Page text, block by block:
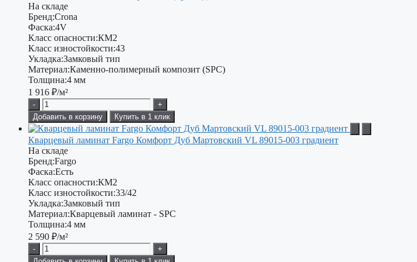
На складе
Бренд:Crona
Фаска:4V
Класс опасности:КМ2
Класс изностойкости:43
Укладка:Замковый тип
Материал:Каменно-полимерный композит (SPC)
Толщина:4 мм
1 916 ₽/м²
-
+
Добавить в корзину
Купить в 1 клик
Кварцевый ламинат Fargo Комфорт Дуб Мартовский VL 89015-003 градиент
На складе
Бренд:Fargo
Фаска:Есть
Класс опасности:КМ2
Класс изностойкости:33/42
Укладка:Замковый тип
Материал:Кварцевый ламинат - SPC
Толщина:4 мм
2 590 ₽/м²
-
+